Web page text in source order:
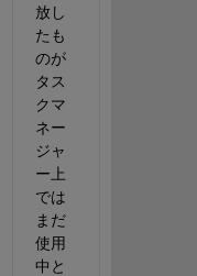
放し
たも
のが
タス
クマ
ネー
ジャ
ー上
では
まだ
使用
中と